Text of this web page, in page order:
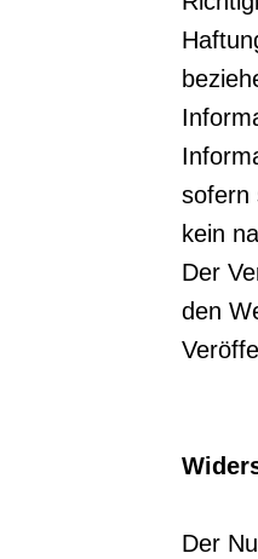
sofern
kein
Der
den
Der